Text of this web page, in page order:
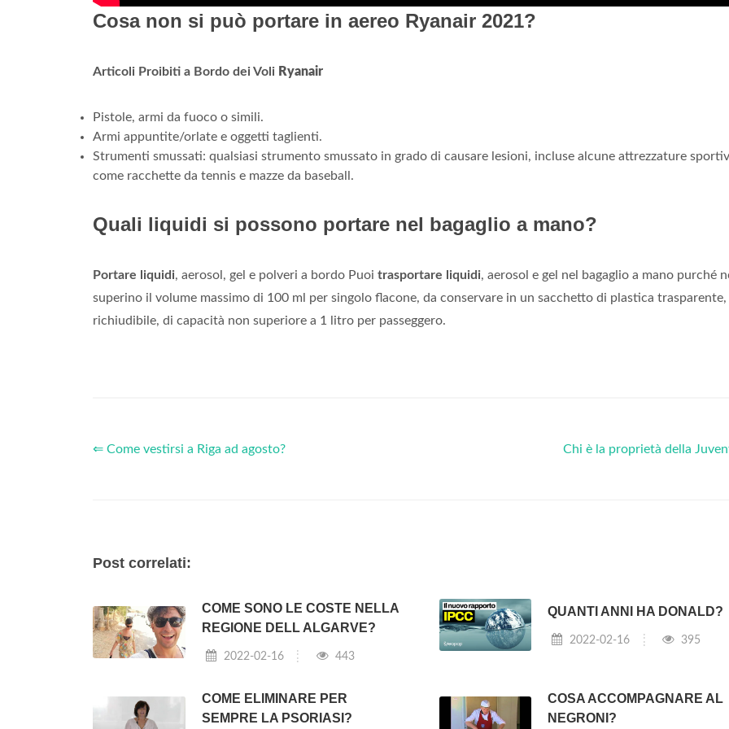
Cosa non si può portare in aereo Ryanair 2021?
Articoli Proibiti a Bordo dei Voli Ryanair
Pistole, armi da fuoco o simili.
Armi appuntite/orlate e oggetti taglienti.
Strumenti smussati: qualsiasi strumento smussato in grado di causare lesioni, incluse alcune attrezzature
come racchette da tennis e mazze da baseball.
Quali liquidi si possono portare nel bagaglio a mano?
Portare liquidi, aerosol, gel e polveri a bordo Puoi trasportare liquidi, aerosol e gel nel bagaglio a mano purché
superino il volume massimo di 100 ml per singolo flacone, da conservare in un sacchetto di plastica trasparente,
richiudibile, di capacità non superiore a 1 litro per passeggero.
⇐ Come vestirsi a Riga ad agosto? Chi è la proprietà della
Post correlati:
COME SONO LE COSTE NELLA
REGIONE DELL ALGARVE?
2022-02-16 443
QUANTI ANNI HA DONALD?
2022-02-16 395
COME ELIMINARE PER
SEMPRE LA PSORIASI?
COSA ACCOMPAGNARE AL
NEGRONI?